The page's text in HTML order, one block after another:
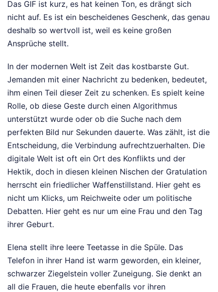
Das GIF ist kurz, es hat keinen Ton, es drängt sich
nicht auf. Es ist ein bescheidenes Geschenk, das genau
deshalb so wertvoll ist, weil es keine großen
Ansprüche stellt.
In der modernen Welt ist Zeit das kostbarste Gut.
Jemanden mit einer Nachricht zu bedenken, bedeutet,
ihm einen Teil dieser Zeit zu schenken. Es spielt keine
Rolle, ob diese Geste durch einen Algorithmus
unterstützt wurde oder ob die Suche nach dem
perfekten Bild nur Sekunden dauerte. Was zählt, ist die
Entscheidung, die Verbindung aufrechtzuerhalten. Die
digitale Welt ist oft ein Ort des Konflikts und der
Hektik, doch in diesen kleinen Nischen der Gratulation
herrscht ein friedlicher Waffenstillstand. Hier geht es
nicht um Klicks, um Reichweite oder um politische
Debatten. Hier geht es nur um eine Frau und den Tag
ihrer Geburt.
Elena stellt ihre leere Teetasse in die Spüle. Das
Telefon in ihrer Hand ist warm geworden, ein kleiner,
schwarzer Ziegelstein voller Zuneigung. Sie denkt an
all die Frauen, die heute ebenfalls vor ihren